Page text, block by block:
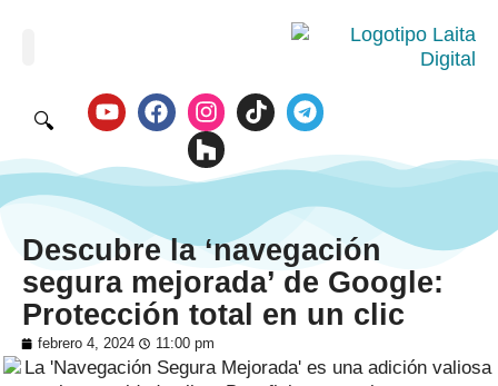
🔍
Descubre la ‘navegación
segura mejorada’ de Google:
Protección total en un clic
febrero 4, 2024 11:00 pm